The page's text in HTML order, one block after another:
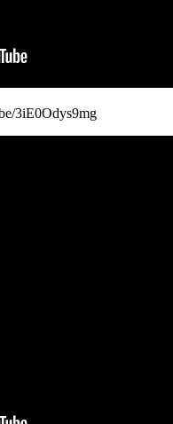
3iE0Odys9mg